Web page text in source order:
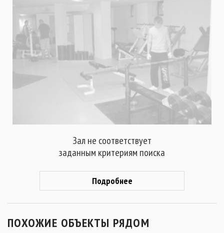
Зал не соответствует
заданным критериям поиска
Подробнее
ПОХОЖИЕ ОБЪЕКТЫ РЯДОМ